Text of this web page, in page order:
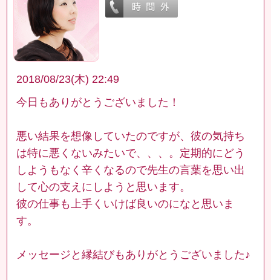
2018/08/23(木) 22:49
今日もありがとうございました！
悪い結果を想像していたのですが、彼の気持ち
は特に悪くないみたいで、、、。定期的にどう
しようもなく辛くなるので先生の言葉を思い出
して心の支えにしようと思います。
彼の仕事も上手くいけば良いのになと思いま
す。
メッセージと縁結びもありがとうございました♪